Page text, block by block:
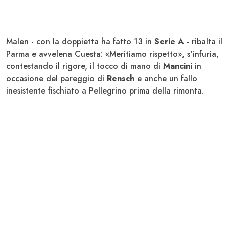
Malen - con la doppietta ha fatto 13 in Serie A - ribalta il
Parma e avvelena Cuesta: «Meritiamo rispetto», s'infuria,
contestando il rigore, il tocco di mano di Mancini in
occasione del pareggio di Rensch e anche un fallo
inesistente fischiato a Pellegrino prima della rimonta.